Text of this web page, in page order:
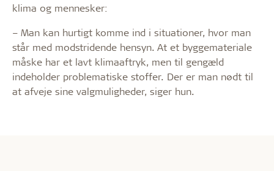
klima og mennesker:
– Man kan hurtigt komme ind i situationer, hvor man
står med modstridende hensyn. At et byggemateriale
måske har et lavt klimaaftryk, men til gengæld
indeholder problematiske stoffer. Der er man nødt til
at afveje sine valgmuligheder, siger hun.